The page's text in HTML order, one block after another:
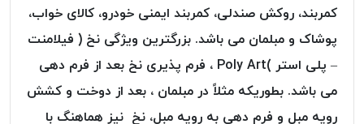
پلاس
PPLUS
نخ
توری
پلیسه
کمربند، روکش صندلی، کمربند ایمنی خودرو، کالای خواب،
پوشاک و مبلمان می باشد. بزرگترین ویژگی نخ ( فیلامنت
– پلی استر )Poly Art ، فرم پذیری نخ بعد از فرم دهی
می باشد. بطوریکه مثلاً در مبلمان ، بعد از دوخت و کشش
رویه مبل و فرم دهی به رویه مبل، نخ نیز هماهنگ با